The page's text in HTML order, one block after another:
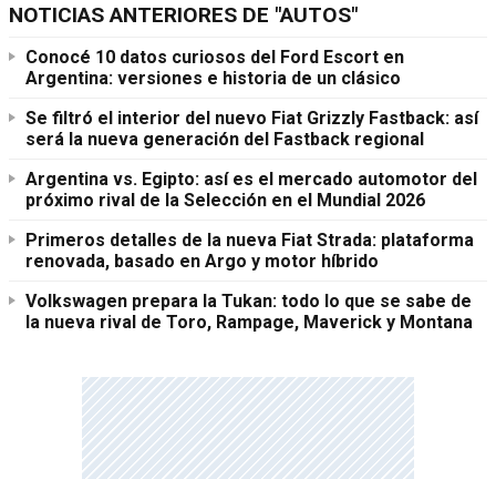
NOTICIAS ANTERIORES DE "AUTOS"
Conocé 10 datos curiosos del Ford Escort en
Argentina: versiones e historia de un clásico
Se filtró el interior del nuevo Fiat Grizzly Fastback: así
será la nueva generación del Fastback regional
Argentina vs. Egipto: así es el mercado automotor del
próximo rival de la Selección en el Mundial 2026
Primeros detalles de la nueva Fiat Strada: plataforma
renovada, basado en Argo y motor híbrido
Volkswagen prepara la Tukan: todo lo que se sabe de
la nueva rival de Toro, Rampage, Maverick y Montana